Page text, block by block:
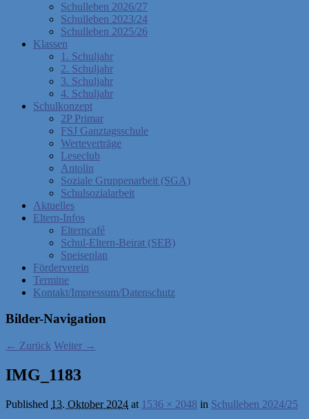
Schulleben 2026/27
Schulleben 2023/24
Schulleben 2025/26
Klassen
1. Schuljahr
2. Schuljahr
3. Schuljahr
4. Schuljahr
Schulkonzept
2P Primar
FSJ Ganztagsschule
Werteverträge
Leseclub
Antolin
Soziale Gruppenarbeit (SGA)
Schulsozialarbeit
Aktuelles
Eltern-Infos
Elterncafé
Schul-Eltern-Beirat (SEB)
Speiseplan
Förderverein
Termine
Kontakt/Impressum/Datenschutz
Bilder-Navigation
← Zurück Weiter →
IMG_1183
Published 13. Oktober 2024 at 1536 × 2048 in Schulleben 2024/25